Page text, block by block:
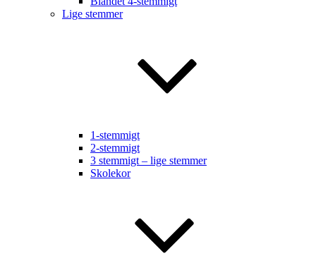
Lige stemmer
1-stemmigt
2-stemmigt
3 stemmigt – lige stemmer
Skolekor